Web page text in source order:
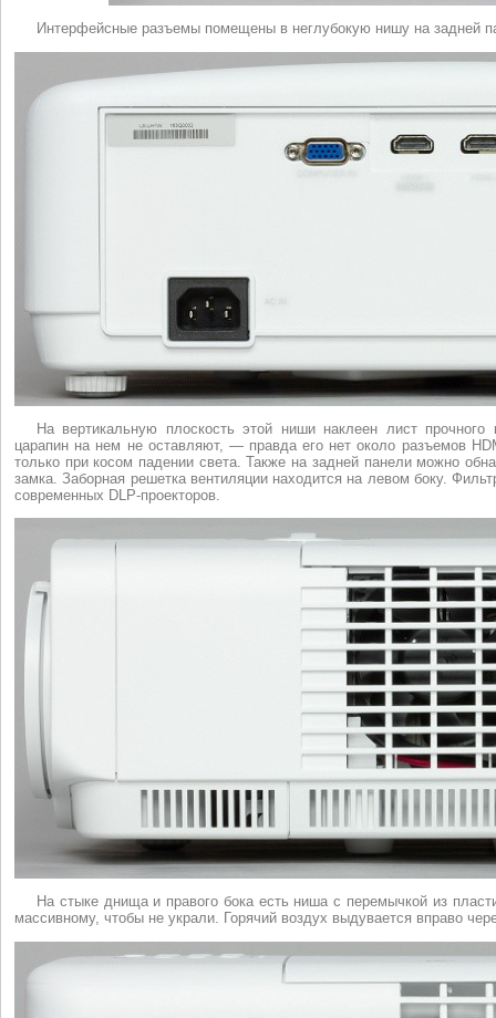
Интерфейсные разъемы помещены в неглубокую нишу на задней
На вертикальную плоскость этой ниши наклеен лист
царапин на нем не оставляют, — правда его нет около разъемов
только при косом падении света. Также на задней панели можно
замка. Заборная решетка вентиляции находится на левом боку.
современных DLP-проекторов.
На стыке днища и правого бока есть ниша с перемычкой из
массивному, чтобы не украли. Горячий воздух выдувается вправо